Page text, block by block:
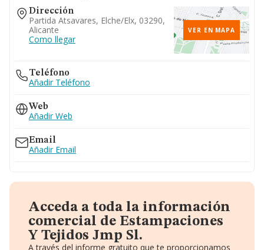
Dirección
Partida Atsavares, Elche/elx, 03290,
Alicante
Como llegar
VER EN MAPA
Teléfono
Añadir Teléfono
Web
Añadir Web
Email
Añadir Email
Acceda a toda la información
comercial de Estampaciones
Y Tejidos Jmp Sl.
A través del informe gratuito que te proporcionamos